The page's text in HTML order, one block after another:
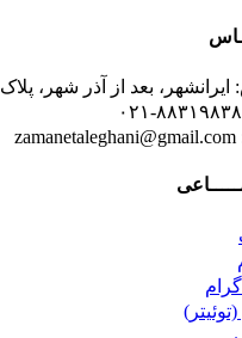
بعد از آذر شهر، پلاک ۱۹۷، طبقه ۶